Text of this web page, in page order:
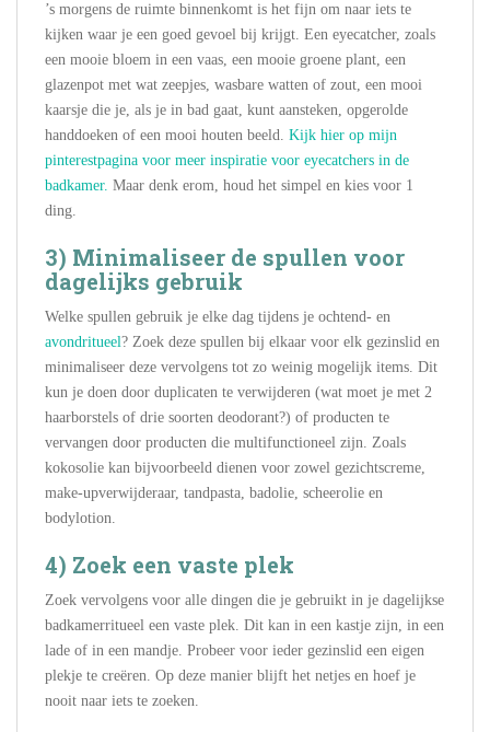
’s morgens de ruimte binnenkomt is het fijn om naar iets te
kijken waar je een goed gevoel bij krijgt. Een eyecatcher, zoals
een mooie bloem in een vaas, een mooie groene plant, een
glazenpot met wat zeepjes, wasbare watten of zout, een mooi
kaarsje die je, als je in bad gaat, kunt aansteken, opgerolde
handdoeken of een mooi houten beeld. Kijk hier op mijn
pinterestpagina voor meer inspiratie voor eyecatchers in de
badkamer. Maar denk erom, houd het simpel en kies voor 1
ding.
3) Minimaliseer de spullen voor
dagelijks gebruik
Welke spullen gebruik je elke dag tijdens je ochtend- en
avondritueel? Zoek deze spullen bij elkaar voor elk gezinslid en
minimaliseer deze vervolgens tot zo weinig mogelijk items. Dit
kun je doen door duplicaten te verwijderen (wat moet je met 2
haarborstels of drie soorten deodorant?) of producten te
vervangen door producten die multifunctioneel zijn. Zoals
kokosolie kan bijvoorbeeld dienen voor zowel gezichtscreme,
make-upverwijderaar, tandpasta, badolie, scheerolie en
bodylotion.
4) Zoek een vaste plek
Zoek vervolgens voor alle dingen die je gebruikt in je dagelijkse
badkamerritueel een vaste plek. Dit kan in een kastje zijn, in een
lade of in een mandje. Probeer voor ieder gezinslid een eigen
plekje te creëren. Op deze manier blijft het netjes en hoef je
nooit naar iets te zoeken.